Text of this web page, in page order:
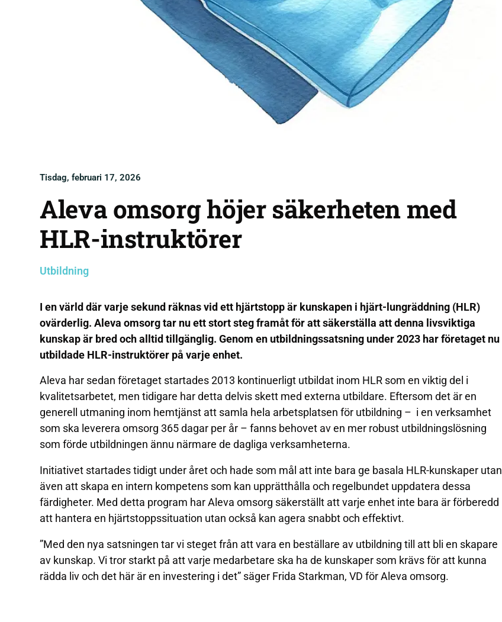
Tisdag, februari 17, 2026
Aleva omsorg höjer säkerheten med
HLR-instruktörer
Utbildning
I en värld där varje sekund räknas vid ett hjärtstopp är kunskapen i hjärt-lungräddning (HLR)
ovärderlig. Aleva omsorg tar nu ett stort steg framåt för att säkerställa att denna livsviktiga
kunskap är bred och alltid tillgänglig. Genom en utbildningssatsning under 2023 har företaget nu
utbildade HLR-instruktörer på varje enhet.
Aleva har sedan företaget startades 2013 kontinuerligt utbildat inom HLR som en viktig del i
kvalitetsarbetet, men tidigare har detta delvis skett med externa utbildare. Eftersom det är en
generell utmaning inom hemtjänst att samla hela arbetsplatsen för utbildning – i en verksamhet
som ska leverera omsorg 365 dagar per år – fanns behovet av en mer robust utbildningslösning
som förde utbildningen ännu närmare de dagliga verksamheterna.
Initiativet startades tidigt under året och hade som mål att inte bara ge basala HLR-kunskaper utan
även att skapa en intern kompetens som kan upprätthålla och regelbundet uppdatera dessa
färdigheter. Med detta program har Aleva omsorg säkerställt att varje enhet inte bara är förberedd
att hantera en hjärtstoppssituation utan också kan agera snabbt och effektivt.
”Med den nya satsningen tar vi steget från att vara en beställare av utbildning till att bli en skapare
av kunskap. Vi tror starkt på att varje medarbetare ska ha de kunskaper som krävs för att kunna
rädda liv och det här är en investering i det” säger Frida Starkman, VD för Aleva omsorg.